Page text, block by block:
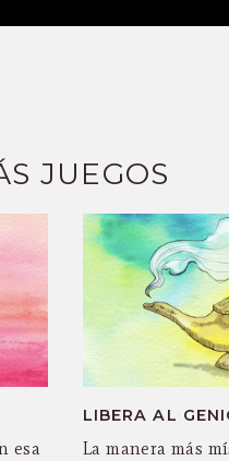
JUEGOS
esa
LIBERA AL
La manera más